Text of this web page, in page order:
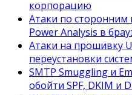
корпорацию
Атаки по сторонним
Power Analysis в
Атаки на прошивку
переустановки
SMTP Smuggling и
обойти SPF, DKIM и